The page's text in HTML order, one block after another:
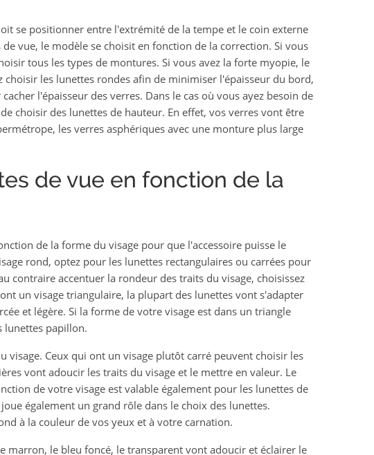
se positionner entre l'extrémité de la tempe et le coin externe
vue, le modèle se choisit en fonction de la correction. Si vous
tous les types de montures. Si vous avez la forte myopie, le
choisir les lunettes rondes afin de minimiser l'épaisseur du bord,
l'épaisseur des verres. Dans le cas où vous ayez besoin de
choisir des lunettes de hauteur. En effet, vos verres vont être
les verres asphériques avec une monture plus large
de vue en fonction de la
de la forme du visage pour que l'accessoire puisse le
rond, optez pour les lunettes rectangulaires ou carrées pour
contraire accentuer la rondeur des traits du visage, choisissez
un visage triangulaire, la plupart des lunettes vont s'adapter
et légère. Si la forme de votre visage est dans un triangle
lunettes papillon.
visage. Ceux qui ont un visage plutôt carré peuvent choisir les
vont adoucir les traits du visage et le mettre en valeur. Le
de votre visage est valable également pour les lunettes de
également un grand rôle dans le choix des lunettes.
à la couleur de vos yeux et à votre carnation.
marron, le bleu foncé, le transparent vont adoucir et éclairer le